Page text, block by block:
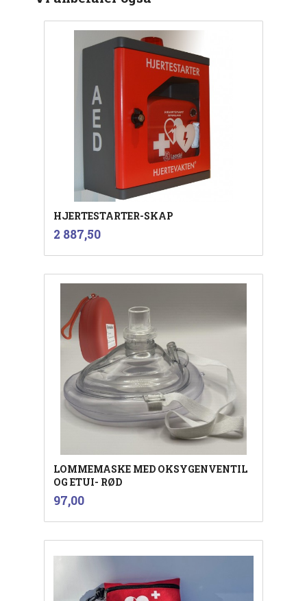
HJERTESTARTER-SKAP
Pris
2 887,50mva.
LOMMEMASKE MED OKSYGENVENTIL
OG ETUI- RØD
Pris
97,00mva.